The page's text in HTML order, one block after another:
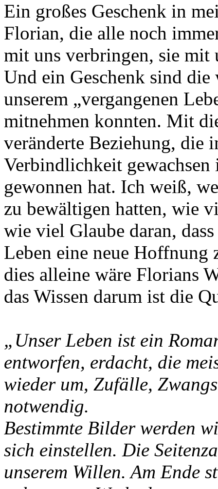
Ein großes Geschenk in
Florian, die alle noch
mit uns verbringen, sie mit
Und ein Geschenk sind
unserem „vergangenen
mitnehmen konnten. Mit
veränderte Beziehung, die
Verbindlichkeit
gewonnen hat. Ich weiß,
zu bewältigen hatten, wie
wie viel Glaube daran,
Leben eine neue Hoffnung
dies alleine wäre Florians
das Wissen darum ist die
„Unser Leben ist ein
entworfen, erdacht, die
wieder um, Zufälle,
notwendig.
Bestimmte Bilder werden
sich einstellen. Die
unserem Willen. Am Ende